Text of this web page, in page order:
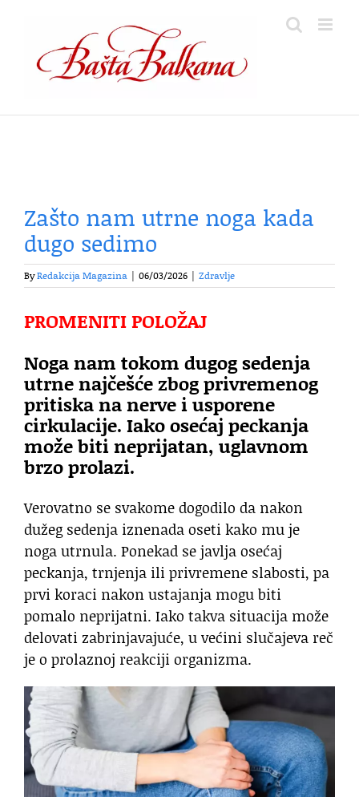
content
Zašto nam utrne noga kada
dugo sedimo
ByRedakcija Magazina 06/03/2026 Zdravlje
PROMENITI POLOŽAJ
Noga nam tokom dugog sedenja
utrne najčešće zbog privremenog
pritiska na nerve i usporene
cirkulacije. Iako osećaj peckanja
može biti neprijatan, uglavnom
brzo prolazi.
Verovatno se svakome dogodilo da nakon
dužeg sedenja iznenada oseti kako mu je
noga utrnula. Ponekad se javlja osećaj
peckanja, trnjenja ili privremene slabosti, pa
prvi koraci nakon ustajanja mogu biti
pomalo neprijatni. Iako takva situacija može
delovati zabrinjavajuće, u većini slučajeva reč
je o prolaznoj reakciji organizma.